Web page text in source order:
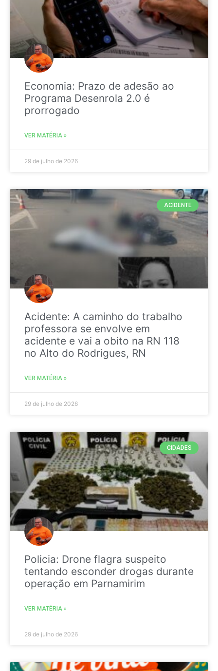
Economia: Prazo de adesão ao
Programa Desenrola 2.0 é
prorrogado
VER MATÉRIA »
29 de julho de 2026
ACIDENTE
Acidente: A caminho do trabalho
professora se envolve em
acidente e vai a obito na RN 118
no Alto do Rodrigues, RN
VER MATÉRIA »
29 de julho de 2026
CIDADES
Policia: Drone flagra suspeito
tentando esconder drogas durante
operação em Parnamirim
VER MATÉRIA »
29 de julho de 2026